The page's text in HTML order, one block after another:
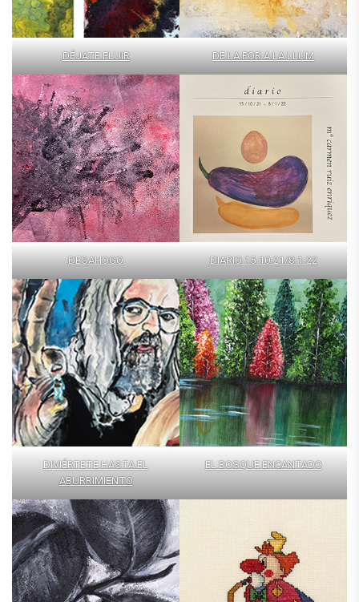
DÉJATE FLUIR DE LA POR A LA LLUM
DESAHOGO DIARIO 15-10-21/8-1-22
DIVIÉRTETE HASTA EL
ABURRIMIENTO
EL BOSQUE ENCANTADO